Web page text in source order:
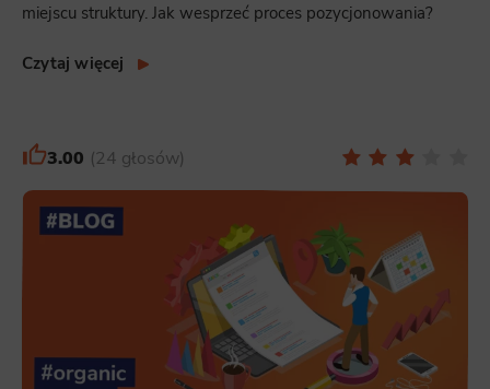
miejscu struktury. Jak wesprzeć proces pozycjonowania?
Czytaj więcej
3.00 24 głosów